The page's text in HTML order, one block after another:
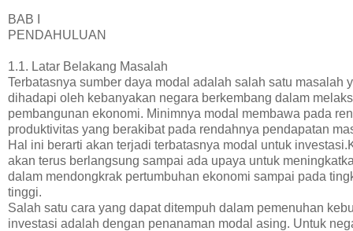
BAB I
PENDAHULUAN
1.1. Latar Belakang Masalah
Terbatasnya sumber daya modal adalah salah satu masalah
dihadapi oleh kebanyakan negara berkembang dalam
pembangunan ekonomi. Minimnya modal membawa pada
produktivitas yang berakibat pada rendahnya pendapatan
Hal ini berarti akan terjadi terbatasnya modal untuk
akan terus berlangsung sampai ada upaya untuk
dalam mendongkrak pertumbuhan ekonomi sampai pada
tinggi.
Salah satu cara yang dapat ditempuh dalam pemenuhan
investasi adalah dengan penanaman modal asing. Untuk